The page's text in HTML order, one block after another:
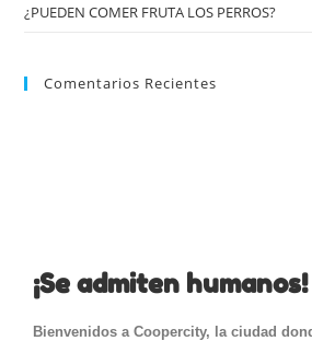
¿PUEDEN COMER FRUTA LOS PERROS?
Comentarios Recientes
¡Se admiten humanos!
Bienvenidos a Coopercity, la ciudad